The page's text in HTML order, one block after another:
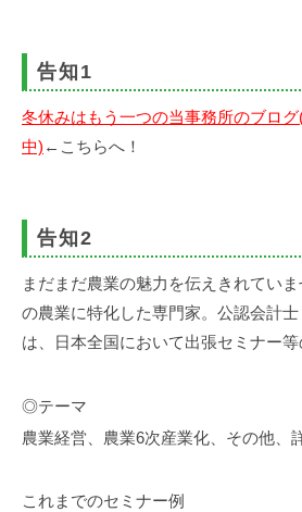
告知1
冬休みはもう一つの当事務所のブロ
中) ←こちらへ！
告知2
まだまだ農業の魅力を伝えきれてい
の農業に特化した専門家。公認会計
は、日本全国において出張セミナー等
◎テーマ
農業経営、農業6次産業化、その他、
これまでのセミナー例